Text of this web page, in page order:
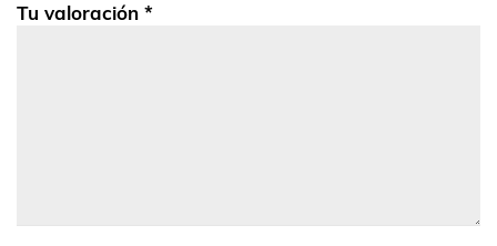
Tu valoración *